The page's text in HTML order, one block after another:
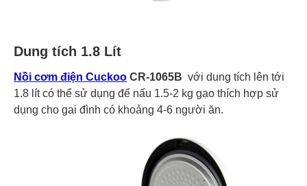
Dung tích 1.8 Lít
Nồi cơm điện Cuckoo CR-1065B với dung tích lên tới
1.8 lít có thể sử dụng để nấu 1.5-2 kg gạo thích hợp sử
dụng cho gai đình có khoảng 4-6 người ăn.